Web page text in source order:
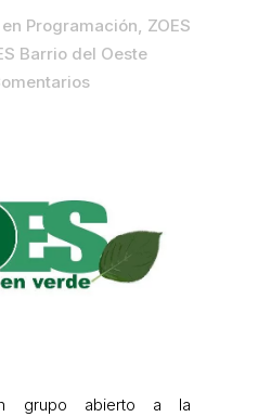
en Programación, ZOES
Barrio del Oeste
grupo abierto a la